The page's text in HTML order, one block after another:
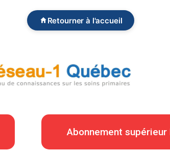
Retourner à l'accueil
Abonnement